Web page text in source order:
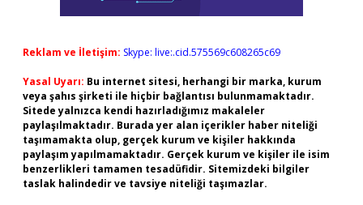
Reklam ve İletişim: Skype: live:.cid.575569c608265c69
Yasal Uyarı: Bu internet sitesi, herhangi bir marka, kurum
veya şahıs şirketi ile hiçbir bağlantısı bulunmamaktadır.
Sitede yalnızca kendi hazırladığımız makaleler
paylaşılmaktadır. Burada yer alan içerikler haber niteliği
taşımamakta olup, gerçek kurum ve kişiler hakkında
paylaşım yapılmamaktadır. Gerçek kurum ve kişiler ile isim
benzerlikleri tamamen tesadüfidir. Sitemizdeki bilgiler
taslak halindedir ve tavsiye niteliği taşımazlar.